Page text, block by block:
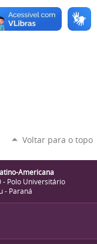
Voltar para o topo
Americana
- Polo Universitário
- Paraná